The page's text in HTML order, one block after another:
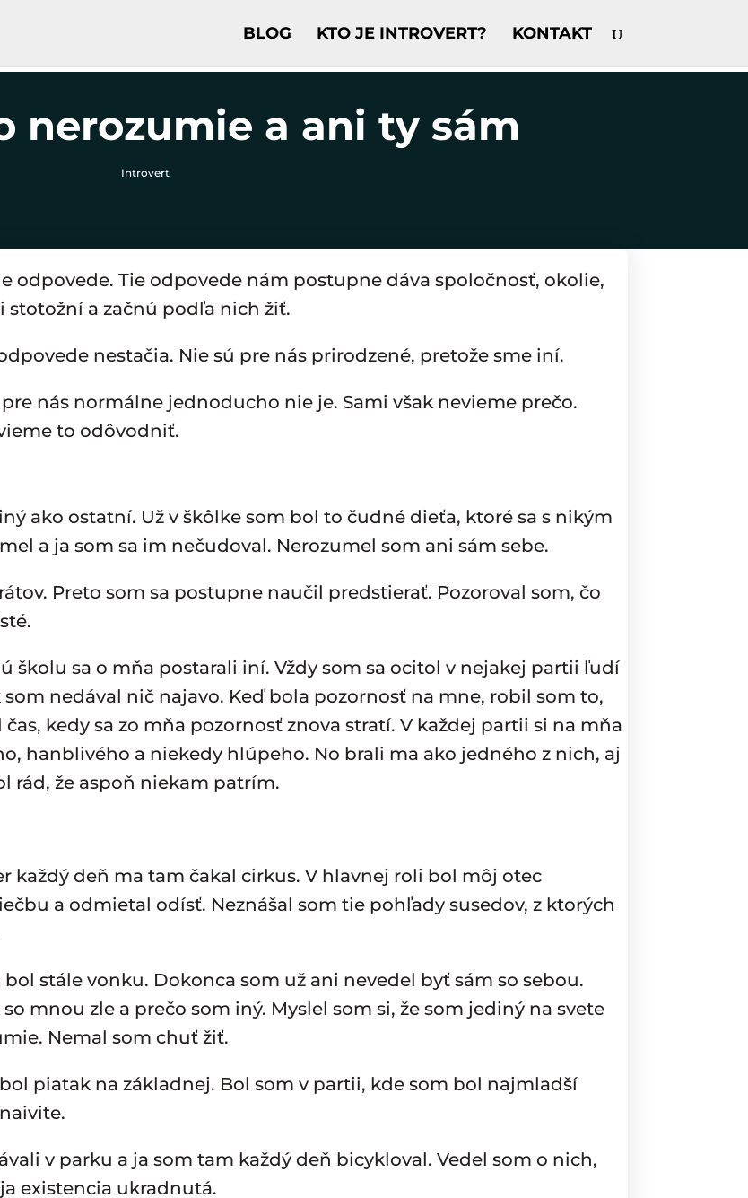
BLOG KTO JE INTROVERT? KONTAKT
nerozumie a ani ty sám
Introvert
odpovede. Tie odpovede nám postupne dáva spoločnosť, okolie,
stotožní a začnú podľa nich žiť.
nestačia. Nie sú pre nás prirodzené, pretože sme iní.
nás normálne jednoducho nie je. Sami však nevieme prečo.
to odôvodniť.
ako ostatní. Už v škôlke som bol to čudné dieťa, ktoré sa s nikým
a ja som sa im nečudoval. Nerozumel som ani sám sebe.
Preto som sa postupne naučil predstierať. Pozoroval som, čo
školu sa o mňa postarali iní. Vždy som sa ocitol v nejakej partii ľudí
nedával nič najavo. Keď bola pozornosť na mne, robil som to,
kedy sa zo mňa pozornosť znova stratí. V každej partii si na mňa
hanblivého a niekedy hlúpeho. No brali ma ako jedného z nich, aj
rád, že aspoň niekam patrím.
každý deň ma tam čakal cirkus. V hlavnej roli bol môj otec
a odmietal odísť. Neznášal som tie pohľady susedov, z ktorých
stále vonku. Dokonca som už ani nevedel byť sám so sebou.
mnou zle a prečo som iný. Myslel som si, že som jediný na svete
Nemal som chuť žiť.
piatak na základnej. Bol som v partii, kde som bol najmladší
v parku a ja som tam každý deň bicykloval. Vedel som o nich,
existencia ukradnutá.